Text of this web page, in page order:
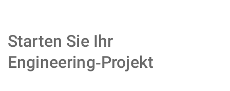
Starten Sie Ihr
Engineering‑Projekt